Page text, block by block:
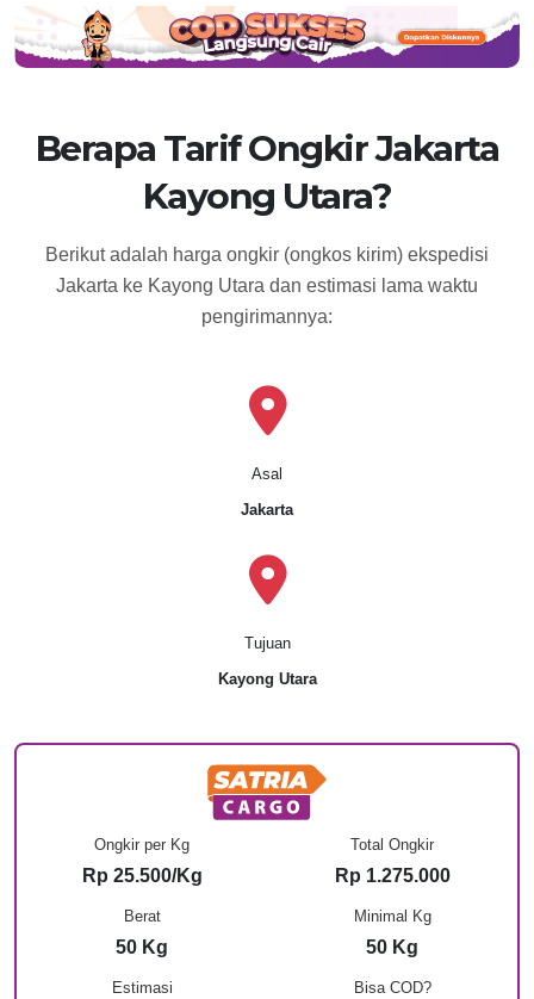
Berapa Tarif Ongkir Jakarta
Kayong Utara?
Berikut adalah harga ongkir (ongkos kirim) ekspedisi
Jakarta ke Kayong Utara dan estimasi lama waktu
pengirimannya:
Asal
Jakarta
Tujuan
Kayong Utara
Bisa COD?
Ongkir per Kg
Rp 25.500/Kg
Total Ongkir
Rp 1.275.000
Berat
50 Kg
Minimal Kg
50 Kg
Estimasi